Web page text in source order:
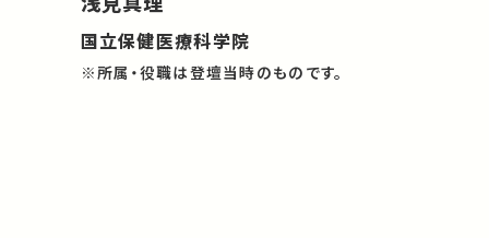
国立保健医療科学院
※所属・役職は登壇当時のものです。